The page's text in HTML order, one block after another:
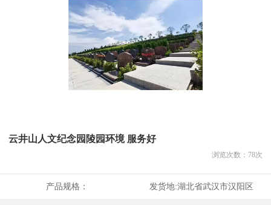
云井山人文纪念园陵园环境 服务好
浏览次数： 78次
产品规格： 发货地:湖北省武汉市汉阳区